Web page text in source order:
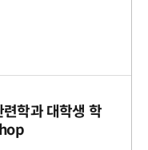
학과 대학생 학